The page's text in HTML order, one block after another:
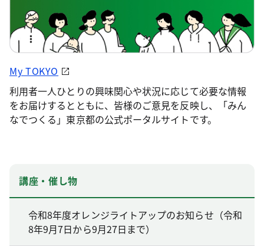
My TOKYO
利用者一人ひとりの興味関心や状況に応じて必要な情報
をお届けするとともに、皆様のご意見を反映し、「みん
なでつくる」東京都の公式ポータルサイトです。
講座・催し物
令和8年度オレンジライトアップのお知らせ（令和
8年9月7日から9月27日まで）